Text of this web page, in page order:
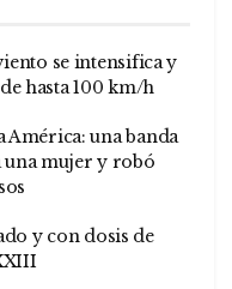
se intensifica y
hasta 100 km/h
América: una banda
una mujer y robó
y con dosis de